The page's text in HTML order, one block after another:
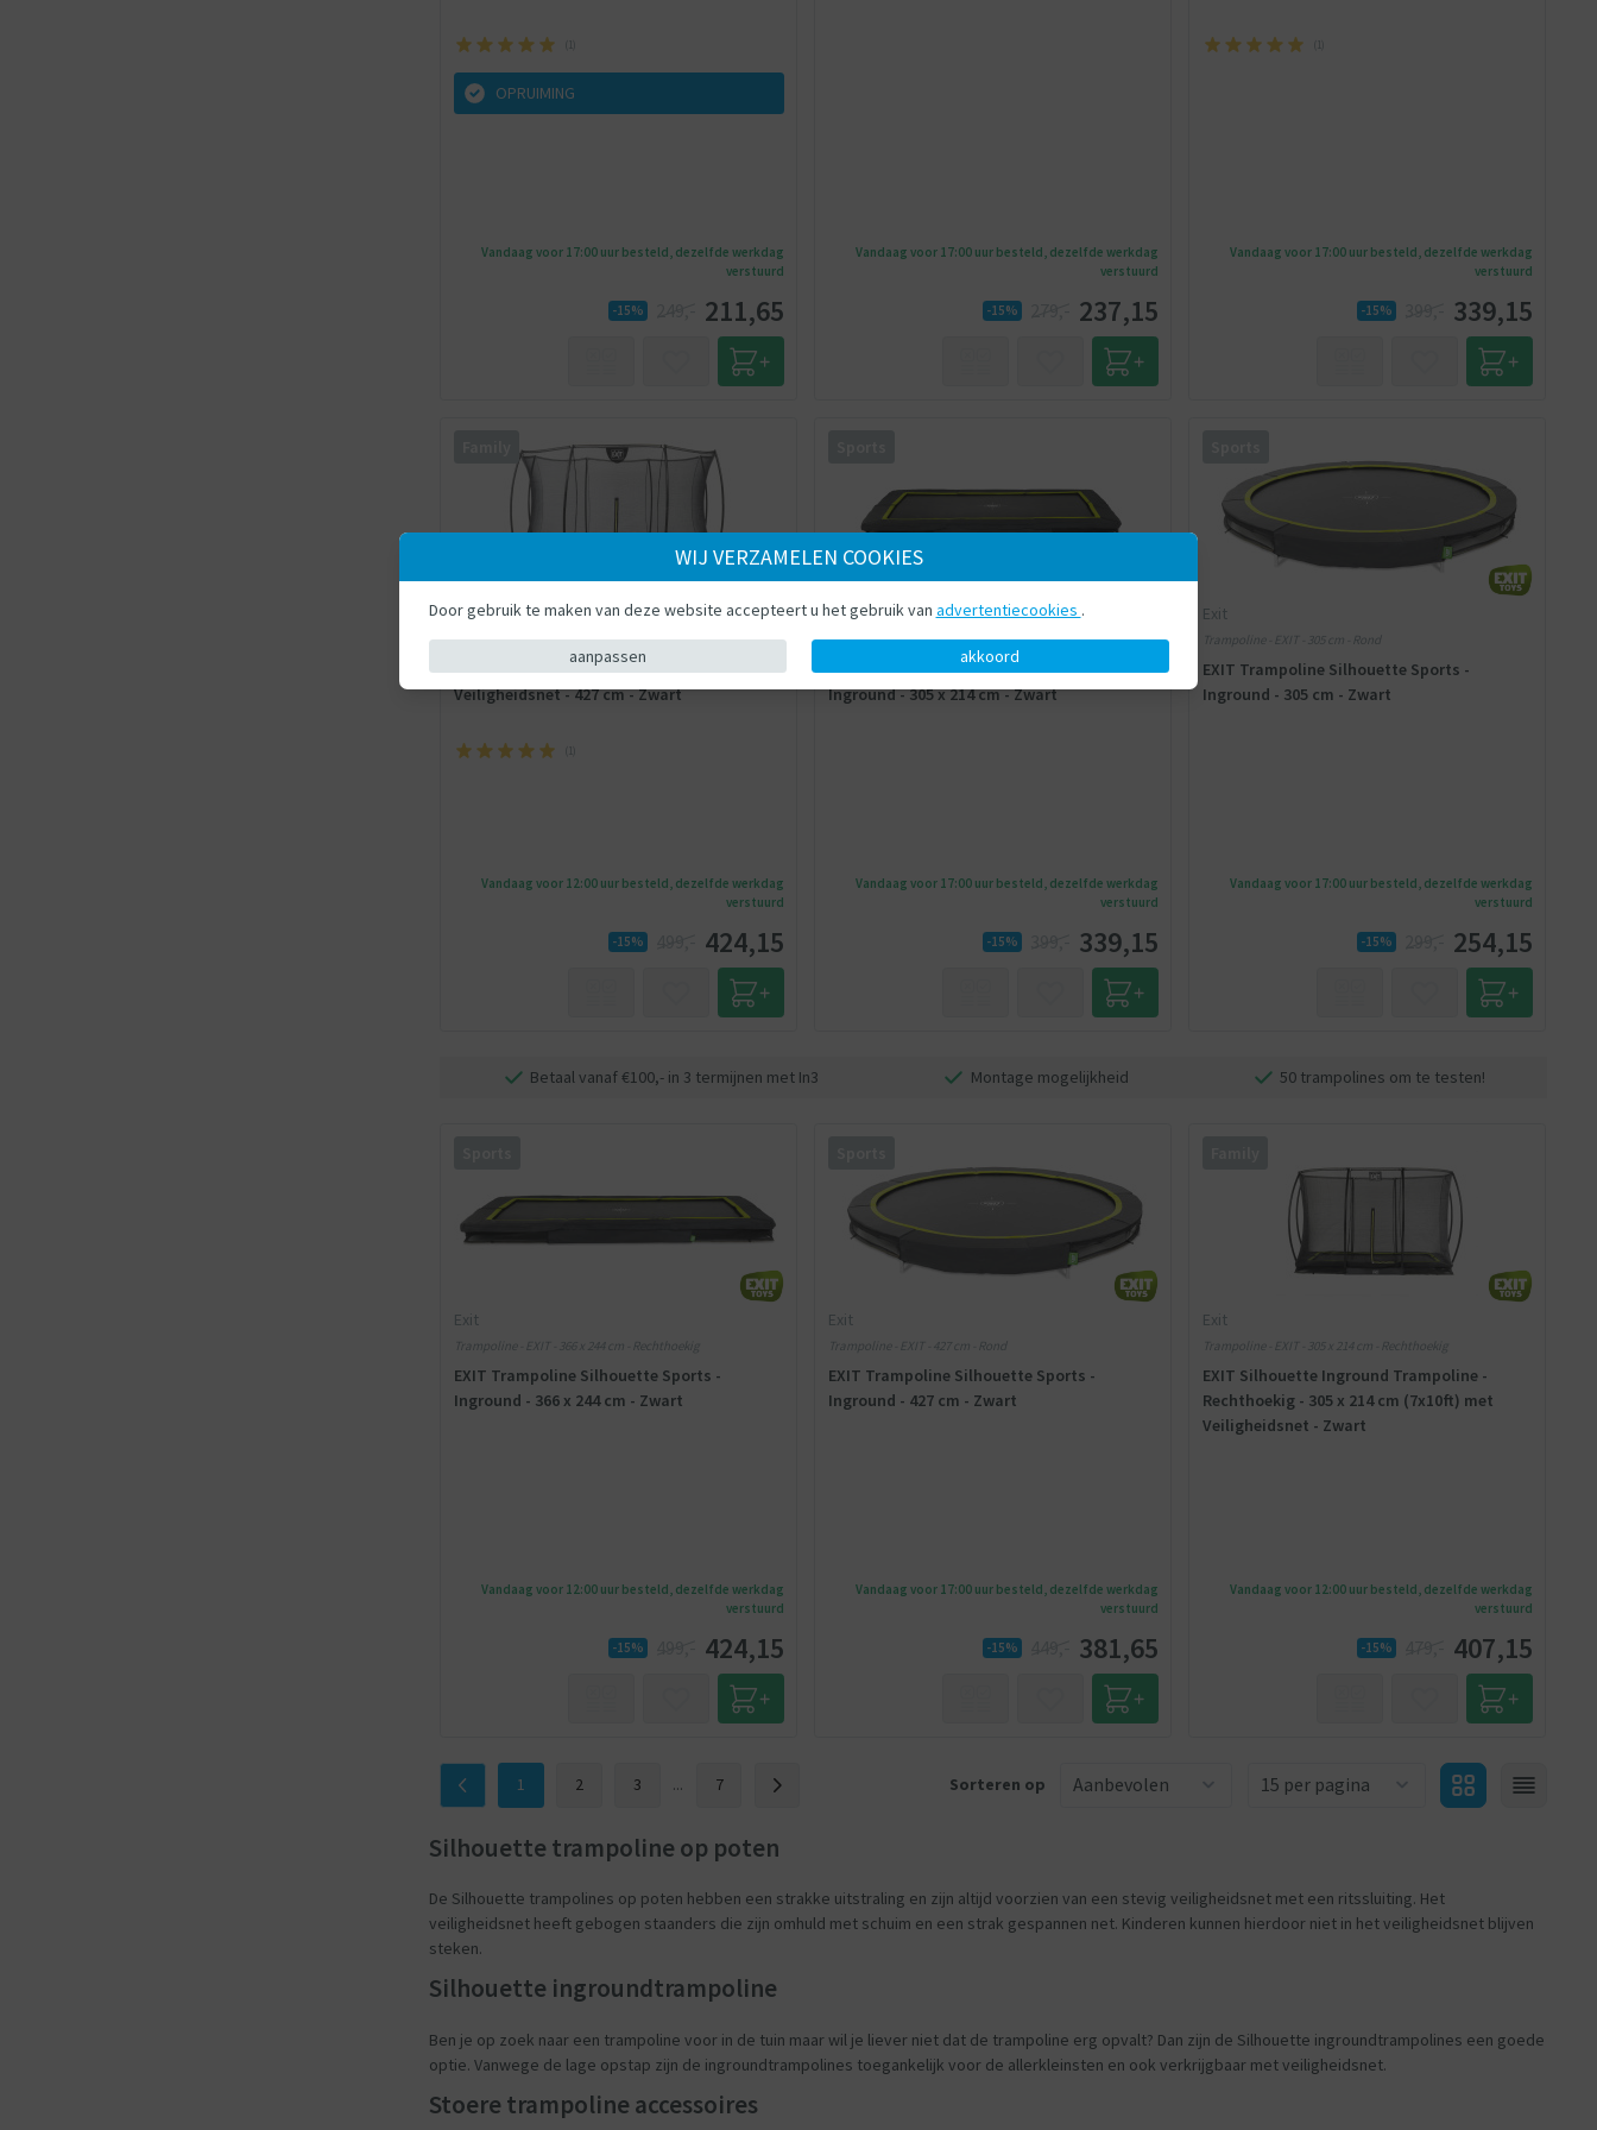
1
OPRUIMING
Vandaag voor 17:00 uur besteld, dezelfde werkdag
verstuurd
-15% 211,65
Vandaag voor 17:00 uur besteld, dezelfde werkdag
verstuurd
-15% 237,15
1
Vandaag voor 17:00 uur besteld, dezelfde werkdag
verstuurd
-15% 339,15
Exit
Trampoline - EXIT - 427 cm - Zwart
EXIT Silhouette Inground Trampoline met
Veiligheidsnet - 427 cm - Zwart
1
Vandaag voor 12:00 uur besteld, dezelfde werkdag
verstuurd
-15% 424,15
Exit
Trampoline - EXIT - 305 x 214 cm - Rechthoekig
EXIT Trampoline Silhouette Sports -
Inground - 305 x 214 cm - Zwart
Vandaag voor 17:00 uur besteld, dezelfde werkdag
verstuurd
-15% 339,15
Exit
Trampoline - EXIT - 305 cm - Rond
EXIT Trampoline Silhouette Sports -
Inground - 305 cm - Zwart
Vandaag voor 17:00 uur besteld, dezelfde werkdag
verstuurd
-15% 254,15
Betaal vanaf €100,- in 3 termijnen met In3 Montage mogelijkheid 50 trampolines om te testen!
Exit
Trampoline - EXIT - 366 x 244 cm - Rechthoekig
EXIT Trampoline Silhouette Sports -
Inground - 366 x 244 cm - Zwart
Vandaag voor 12:00 uur besteld, dezelfde werkdag
verstuurd
-15% 424,15
Exit
Trampoline - EXIT - 427 cm - Rond
EXIT Trampoline Silhouette Sports -
Inground - 427 cm - Zwart
Vandaag voor 17:00 uur besteld, dezelfde werkdag
verstuurd
-15% 381,65
Exit
Trampoline - EXIT - 305 x 214 cm - Rechthoekig
EXIT Silhouette Inground Trampoline -
Rechthoekig - 305 x 214 cm (7x10ft) met
Veiligheidsnet - Zwart
Vandaag voor 12:00 uur besteld, dezelfde werkdag
verstuurd
-15% 407,15
1 2 3 ... 7 Sorteren op
Silhouette trampoline op poten
De Silhouette trampolines op poten hebben een strakke uitstraling en zijn altijd voorzien van een stevig veiligheidsnet met een ritssluiting. Het
veiligheidsnet heeft gebogen staanders die zijn omhuld met schuim en een strak gespannen net. Kinderen kunnen hierdoor niet in het veiligheidsnet blijven
steken.
Silhouette ingroundtrampoline
Ben je op zoek naar een trampoline voor in de tuin maar wil je liever niet dat de trampoline erg opvalt? Dan zijn de Silhouette ingroundtrampolines een goede
optie. Vanwege de lage opstap zijn de ingroundtrampolines toegankelijk voor de allerkleinsten en ook verkrijgbaar met veiligheidsnet.
Stoere trampoline accessoires
WIJ VERZAMELEN COOKIES
Door gebruik te maken van deze website accepteert u het gebruik van advertentiecookies .
aanpassen akkoord